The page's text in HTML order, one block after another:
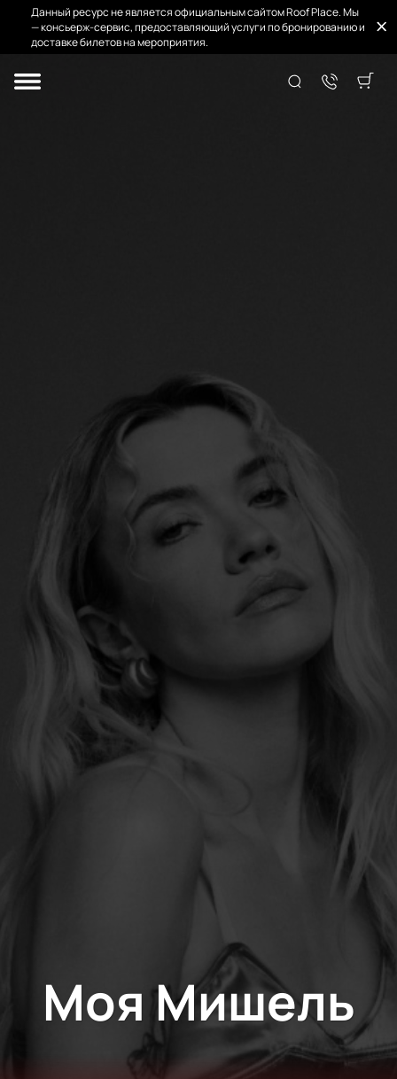
Данный ресурс не является официальным сайтом Roof Place. Мы
— консьерж-сервис, предоставляющий услуги по бронированию и
доставке билетов на мероприятия.
Моя Мишель